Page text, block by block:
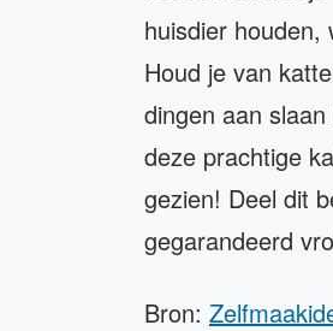
huisdier houden,
Houd je van
dingen aan
deze prachtige
gezien! Deel dit
gegarandeerd
Bron: